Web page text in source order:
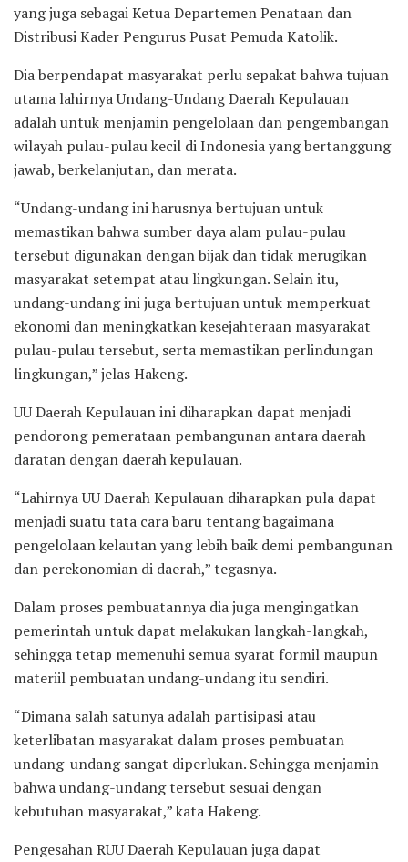
yang juga sebagai Ketua Departemen Penataan dan
Distribusi Kader Pengurus Pusat Pemuda Katolik.
Dia berpendapat masyarakat perlu sepakat bahwa tujuan
utama lahirnya Undang-Undang Daerah Kepulauan
adalah untuk menjamin pengelolaan dan pengembangan
wilayah pulau-pulau kecil di Indonesia yang bertanggung
jawab, berkelanjutan, dan merata.
“Undang-undang ini harusnya bertujuan untuk
memastikan bahwa sumber daya alam pulau-pulau
tersebut digunakan dengan bijak dan tidak merugikan
masyarakat setempat atau lingkungan. Selain itu,
undang-undang ini juga bertujuan untuk memperkuat
ekonomi dan meningkatkan kesejahteraan masyarakat
pulau-pulau tersebut, serta memastikan perlindungan
lingkungan,” jelas Hakeng.
UU Daerah Kepulauan ini diharapkan dapat menjadi
pendorong pemerataan pembangunan antara daerah
daratan dengan daerah kepulauan.
“Lahirnya UU Daerah Kepulauan diharapkan pula dapat
menjadi suatu tata cara baru tentang bagaimana
pengelolaan kelautan yang lebih baik demi pembangunan
dan perekonomian di daerah,” tegasnya.
Dalam proses pembuatannya dia juga mengingatkan
pemerintah untuk dapat melakukan langkah-langkah,
sehingga tetap memenuhi semua syarat formil maupun
materiil pembuatan undang-undang itu sendiri.
“Dimana salah satunya adalah partisipasi atau
keterlibatan masyarakat dalam proses pembuatan
undang-undang sangat diperlukan. Sehingga menjamin
bahwa undang-undang tersebut sesuai dengan
kebutuhan masyarakat,” kata Hakeng.
Pengesahan RUU Daerah Kepulauan juga dapat